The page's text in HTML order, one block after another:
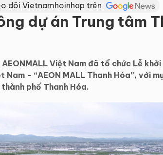
dõi Vietnamhoinhap trên
dự án Trung tâm
Việt Nam đã tổ chức Lễ
- “AEON MALL Thanh Hóa”, với
phố Thanh Hóa.